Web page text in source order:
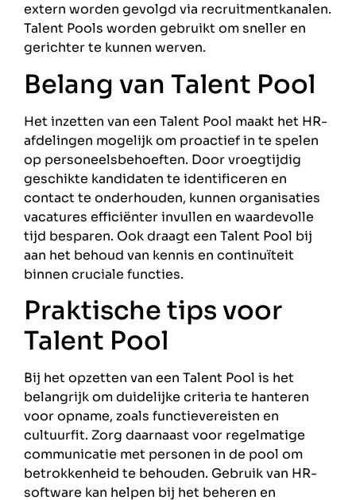
extern worden gevolgd via recruitmentkanalen.
Talent Pools worden gebruikt om sneller en
gerichter te kunnen werven.
Belang van Talent Pool
Het inzetten van een Talent Pool maakt het HR-
afdelingen mogelijk om proactief in te spelen
op personeelsbehoeften. Door vroegtijdig
geschikte kandidaten te identificeren en
contact te onderhouden, kunnen organisaties
vacatures efficiënter invullen en waardevolle
tijd besparen. Ook draagt een Talent Pool bij
aan het behoud van kennis en continuïteit
binnen cruciale functies.
Praktische tips voor
Talent Pool
Bij het opzetten van een Talent Pool is het
belangrijk om duidelijke criteria te hanteren
voor opname, zoals functievereisten en
cultuurfit. Zorg daarnaast voor regelmatige
communicatie met personen in de pool om
betrokkenheid te behouden. Gebruik van HR-
software kan helpen bij het beheren en